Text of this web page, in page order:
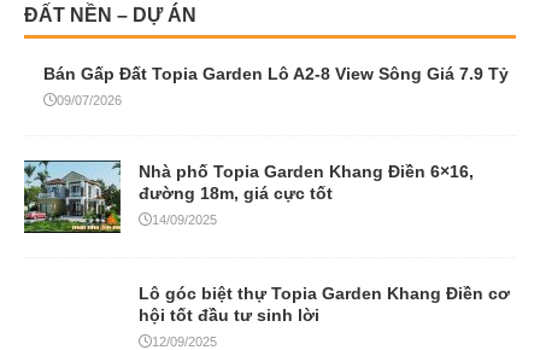
ĐẤT NỀN – DỰ ÁN
Bán Gấp Đất Topia Garden Lô A2-8 View Sông Giá 7.9 Tỷ
09/07/2026
Nhà phố Topia Garden Khang Điền 6×16,
đường 18m, giá cực tốt
14/09/2025
Lô góc biệt thự Topia Garden Khang Điền cơ
hội tốt đầu tư sinh lời
12/09/2025